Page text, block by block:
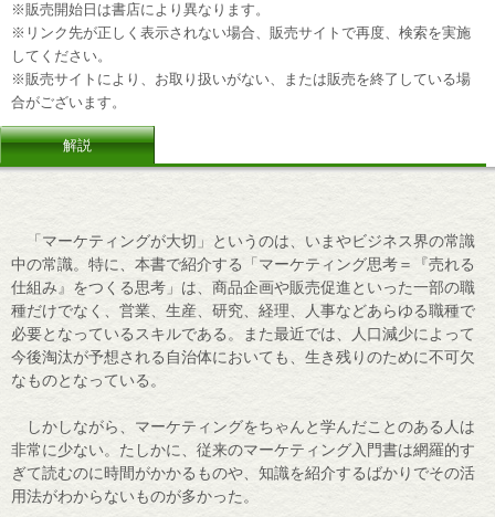
※販売開始日は書店により異なります。
※リンク先が正しく表示されない場合、販売サイトで再度、検索を実施
してください。
※販売サイトにより、お取り扱いがない、または販売を終了している場
合がございます。
解説
「マーケティングが大切」というのは、いまやビジネス界の常識
中の常識。特に、本書で紹介する「マーケティング思考＝『売れる
仕組み』をつくる思考」は、商品企画や販売促進といった一部の職
種だけでなく、営業、生産、研究、経理、人事などあらゆる職種で
必要となっているスキルである。また最近では、人口減少によって
今後淘汰が予想される自治体においても、生き残りのために不可欠
なものとなっている。
しかしながら、マーケティングをちゃんと学んだことのある人は
非常に少ない。たしかに、従来のマーケティング入門書は網羅的す
ぎて読むのに時間がかかるものや、知識を紹介するばかりでその活
用法がわからないものが多かった。